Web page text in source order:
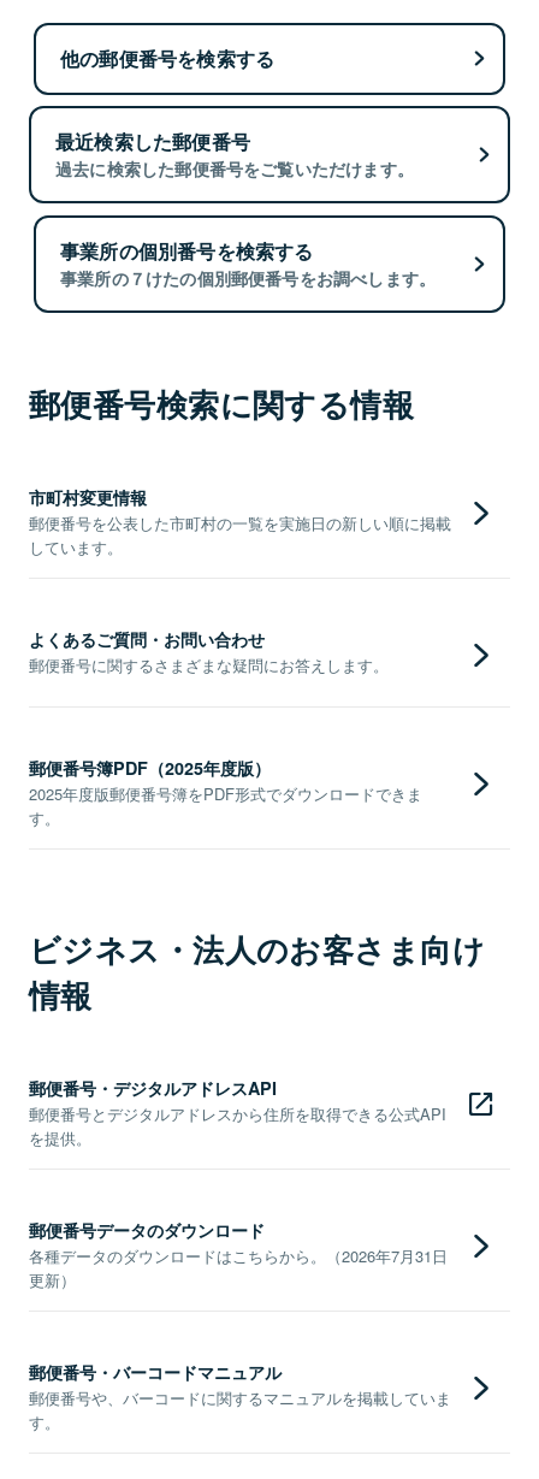
他の郵便番号を検索する
最近検索した郵便番号
過去に検索した郵便番号をご覧いただけます。
事業所の個別番号を検索する
事業所の７けたの個別郵便番号をお調べします。
郵便番号検索に関する情報
市町村変更情報
郵便番号を公表した市町村の一覧を実施日の新しい順に掲載
しています。
よくあるご質問・お問い合わせ
郵便番号に関するさまざまな疑問にお答えします。
郵便番号簿PDF（2025年度版）
2025年度版郵便番号簿をPDF形式でダウンロードできま
す。
ビジネス・法人のお客さま向け
情報
郵便番号・デジタルアドレスAPI
郵便番号とデジタルアドレスから住所を取得できる公式API
を提供。
郵便番号データのダウンロード
各種データのダウンロードはこちらから。（2026年7月31日
更新）
郵便番号・バーコードマニュアル
郵便番号や、バーコードに関するマニュアルを掲載していま
す。